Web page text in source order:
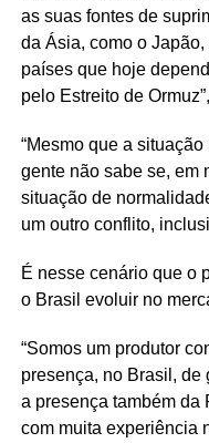
as suas fontes de
da Ásia, como o
países que hoje
pelo Estreito de
“Mesmo que a
gente não sabe se, em
situação de
um outro conflito,
É nesse cenário que o
o Brasil evoluir no
“Somos um produtor
presença, no Brasil, de
a presença também da
com muita experiência